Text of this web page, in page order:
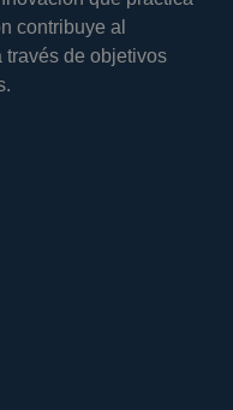
contribuye al
través de objetivos